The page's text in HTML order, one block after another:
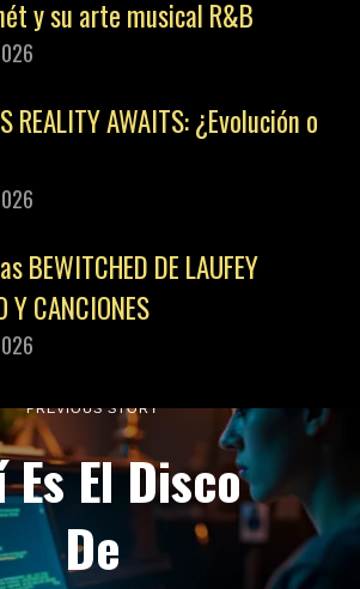
y su arte musical R&B
REALITY AWAITS: ¿Evolución o
BEWITCHED DE LAUFEY
Y CANCIONES
PREVIOUS STORY
Es El Disco
De